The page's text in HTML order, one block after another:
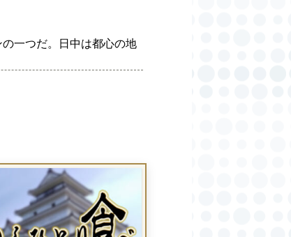
一つだ。日中は都心の地